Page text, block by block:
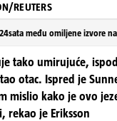
REUTERS
među omiljene izvore
tako umirujuće,
otac. Ispred je
mislio kako je ovo
rekao je Eriksson